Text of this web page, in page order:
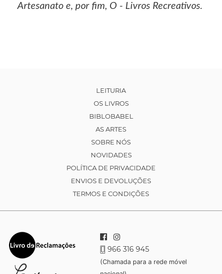
Artesanato e, por fim, O - Livros Recreativos.
LEITURIA
OS LIVROS
BIBLOBABEL
AS ARTES
SOBRE NÓS
NOVIDADES
POLÍTICA DE PRIVACIDADE
ENVIOS E DEVOLUÇÕES
TERMOS E CONDIÇÕES
966 316 945
(Chamada para a rede móvel